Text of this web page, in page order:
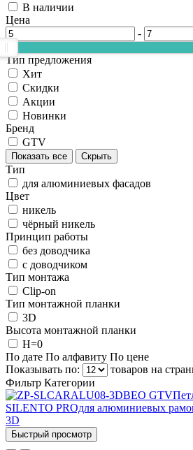
В наличии
Цена
-
Тип предложения
Хит
Скидки
Акции
Новинки
Бренд
GTV
Показать все Скрыть
Тип
для алюминиевых фасадов
Цвет
никель
чёрный никель
Принцип работы
без доводчика
с доводчиком
Тип монтажа
Clip-on
Тип монтажной планки
3D
Высота монтажной планки
H=0
По дате По алфавиту По цене
Показывать по:
товаров на
Фильтр Категории
Быстрый просмотр